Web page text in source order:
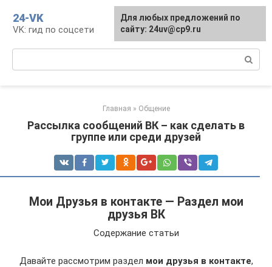
контенту
24-VK
VK: гид по соцсети
Главная » Общение
Рассылка сообщений ВК – как сделать в
группе или среди друзей
Мои Друзья в контакте — Раздел мои
друзья ВК
Содержание статьи
Давайте рассмотрим раздел мои друзья в контакте,
Для любых предложений по
сайту: 24uv@cp9.ru